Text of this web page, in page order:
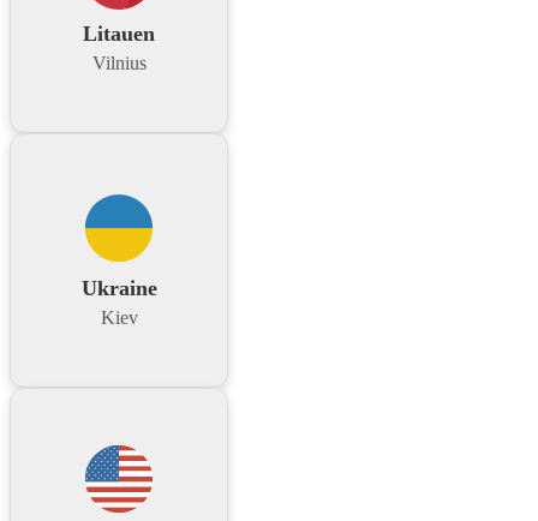
Litauen
Vilnius
Ukraine
Kiev